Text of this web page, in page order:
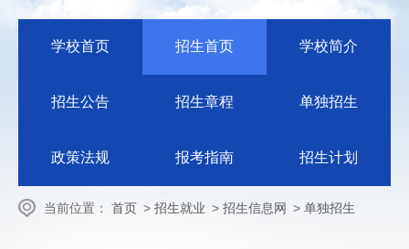
学校首页 招生首页 学校简介
招生公告 招生章程 单独招生
政策法规 报考指南 招生计划
当前位置： 首页 > 招生就业 > 招生信息网 > 单独招生